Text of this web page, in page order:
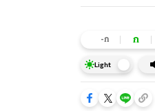
-ก ก
Light